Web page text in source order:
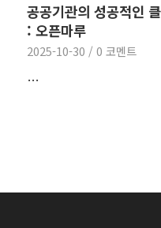
공공기관의 성공적인
: 오픈마루
2025-10-30 / 0 코멘트
…